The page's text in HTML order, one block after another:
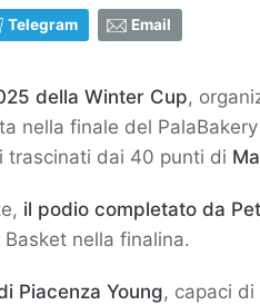
Telegram Email
della Winter Cup,
nella finale del PalaBakery
trascinati dai 40 punti di
il podio completato da
nella finalina.
Piacenza Young, capaci